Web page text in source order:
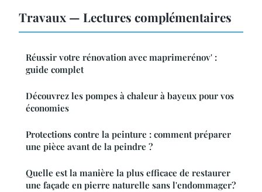
Travaux — Lectures complémentaires
Réussir votre rénovation avec maprimerénov' :
guide complet
Découvrez les pompes à chaleur à bayeux pour vos
économies
Protections contre la peinture : comment préparer
une pièce avant de la peindre ?
Quelle est la manière la plus efficace de restaurer
une façade en pierre naturelle sans l'endommager?